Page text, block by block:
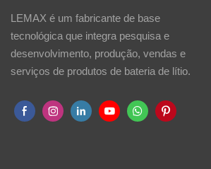
LEMAX é um fabricante de base
tecnológica que integra pesquisa e
desenvolvimento, produção, vendas e
serviços de produtos de bateria de lítio.